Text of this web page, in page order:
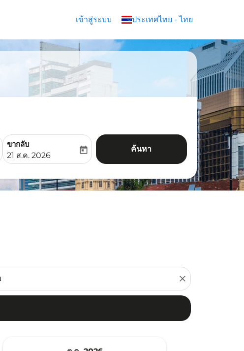
เข้าสู่ระบบ ประเทศไทย - ไทย
keyboard_arrow_down
aria-label
ขากลับ
fc-booking-return-date-aria-label
21 ส.ค. 2026
today ค้นหา
close